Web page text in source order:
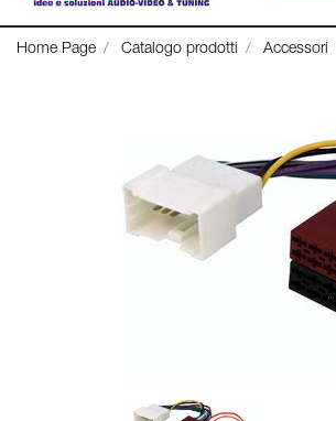
Home Page Catalogo prodotti Accessori